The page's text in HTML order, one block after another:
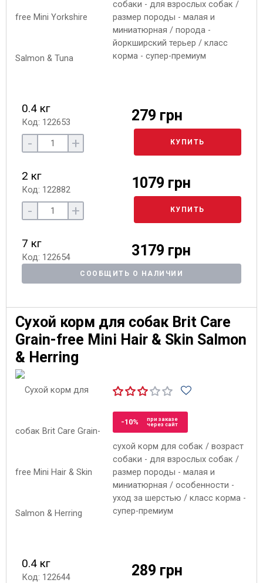
собаки - для взрослых собак /
размер породы - малая и
миниатюрная / порода -
йоркширский терьер / класс
корма - супер-премиум
0.4 кг
Код: 122653 279 грн
- + КУПИТЬ
2 кг
Код: 122882 1079 грн
- + КУПИТЬ
7 кг
Код: 122654 3179 грн
СООБЩИТЬ О НАЛИЧИИ
Сухой корм для собак Brit Care
Grain-free Mini Hair & Skin Salmon
& Herring
-10%
при заказе
через сайт
сухой корм для собак / возраст
собаки - для взрослых собак /
размер породы - малая и
миниатюрная / особенности -
уход за шерстью / класс корма -
супер-премиум
0.4 кг
Код: 122644 289 грн